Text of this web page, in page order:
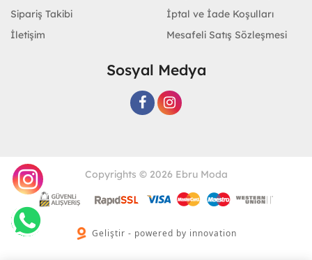
Sipariş Takibi
İletişim
İptal ve İade Koşulları
Mesafeli Satış Sözleşmesi
Sosyal Medya
Copyrights © 2026 Ebru Moda
Geliştir - powered by innovation